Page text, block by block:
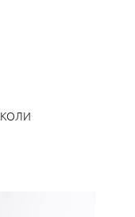
КОЛИ